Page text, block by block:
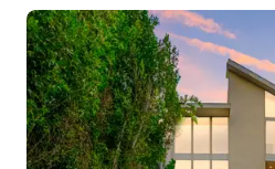
détails suivants concernant votre projet. Nom du projet
nécessaires : Objet du tournage : Taille de l'équipe/talent :
Heures nécessaires : Zones nécessaires :
diverses pertinentes pour votre